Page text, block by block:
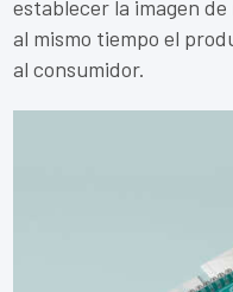
establecer la imagen
al mismo tiempo el
al consumidor.